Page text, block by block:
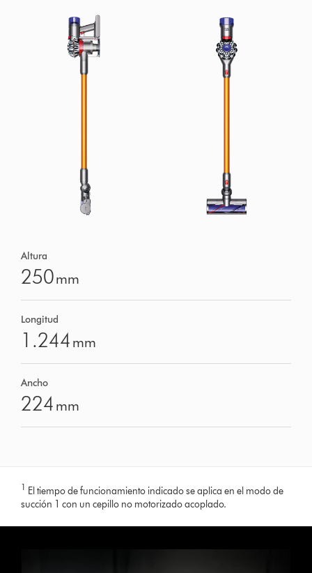
Altura
250mm
Longitud
1.244 mm
Ancho
224 mm
1 El tiempo de funcionamiento indicado se aplica en el modo de
succión 1 con un cepillo no motorizado acoplado.